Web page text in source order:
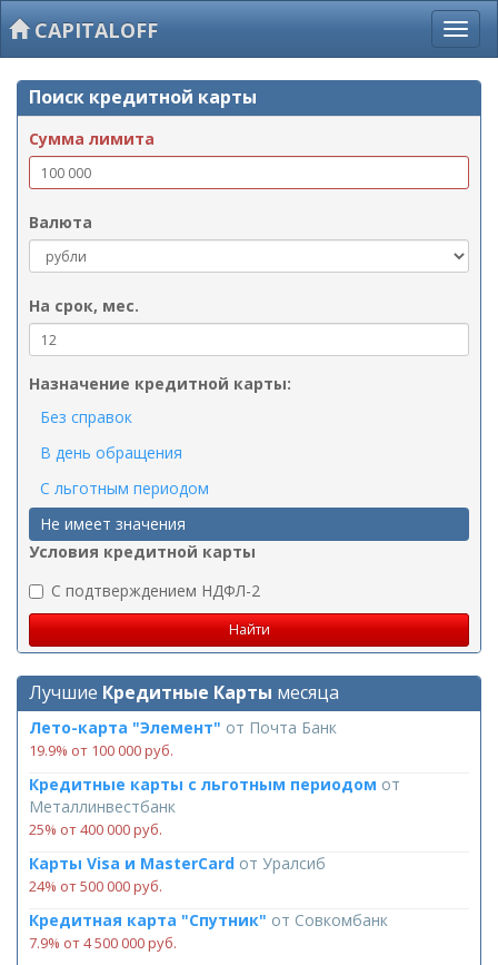
CAPITALOFF
Поиск кредитной карты
Сумма лимита
Валюта
На срок, мес.
Назначение кредитной карты:
Без справок
В день обращения
С льготным периодом
Не имеет значения
Условия кредитной карты
C подтверждением НДФЛ-2
Лучшие Кредитные Карты месяца
Лето-карта "Элемент" от Почта Банк
19.9% от 100 000 руб.
Кредитные карты с льготным периодом от
Металлинвестбанк
25% от 400 000 руб.
Карты Visa и MasterCard от Уралсиб
24% от 500 000 руб.
Кредитная карта "Спутник" от Совкомбанк
7.9% от 4 500 000 руб.